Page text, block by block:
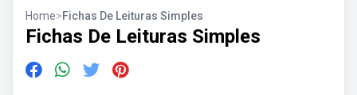
Home>Fichas De Leituras Simples
Fichas De Leituras Simples